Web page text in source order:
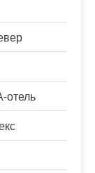
отель